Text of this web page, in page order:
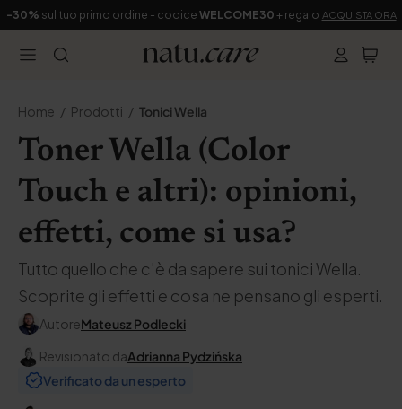
-30% sul tuo primo ordine - codice WELCOME30 + regalo ACQUISTA ORA
Home Prodotti Tonici Wella
Toner Wella (Color
Touch e altri): opinioni,
effetti, come si usa?
Tutto quello che c'è da sapere sui tonici Wella.
Scoprite gli effetti e cosa ne pensano gli esperti.
AutoreMateusz Podlecki
Revisionato daAdrianna Pydzińska
Verificato da un esperto